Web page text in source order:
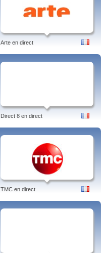
Arte en direct
Direct 8 en direct
TMC en direct